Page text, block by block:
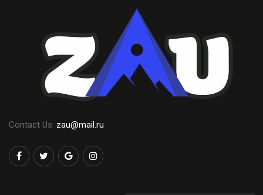
Contact Us: zau@mail.ru